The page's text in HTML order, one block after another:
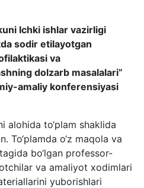
Ichki ishlar vazirligi
sodir etilayotgan
va
dolzarb masalalari”
amaliy konferensiyasi
alohida to‘plam shaklida
To‘plamda o‘z maqola va
bo‘lgan professor-
va amaliyot xodimlari
yuborishlari